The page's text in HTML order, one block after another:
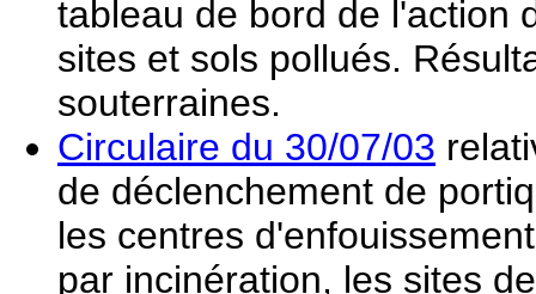
tableau de bord de l'action
sites et sols pollués.
souterraines.
Circulaire du 30/07/03
de déclenchement de
les centres
par incinération, les sites